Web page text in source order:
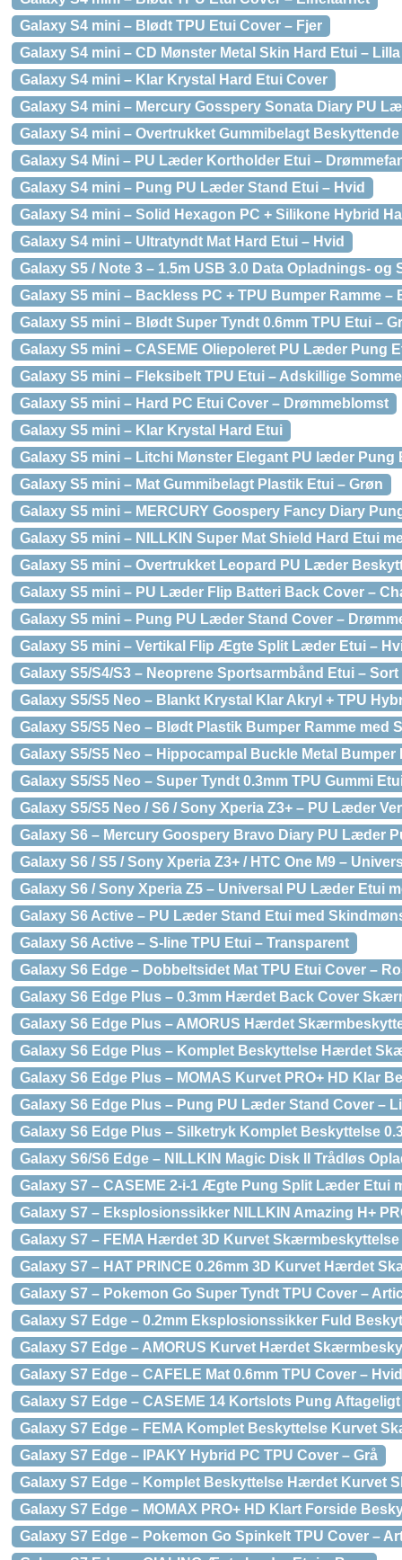
Galaxy S4 mini – Blødt TPU Etui Cover – Fjer
Galaxy S4 mini – CD Mønster Metal Skin Hard Etui – Lilla
Galaxy S4 mini – Klar Krystal Hard Etui Cover
Galaxy S4 mini – Mercury Gosspery Sonata Diary PU
Galaxy S4 mini – Overtrukket Gummibelagt
Galaxy S4 Mini – PU Læder Kortholder Etui –
Galaxy S4 mini – Pung PU Læder Stand Etui – Hvid
Galaxy S4 mini – Solid Hexagon PC + Silikone Hybrid
Galaxy S4 mini – Ultratyndt Mat Hard Etui – Hvid
Galaxy S5 / Note 3 – 1.5m USB 3.0 Data Opladnings-
Galaxy S5 mini – Backless PC + TPU Bumper Ramme –
Galaxy S5 mini – Blødt Super Tyndt 0.6mm TPU Etui –
Galaxy S5 mini – CASEME Oliepoleret PU Læder Pung
Galaxy S5 mini – Fleksibelt TPU Etui – Adskillige
Galaxy S5 mini – Hard PC Etui Cover – Drømmeblomst
Galaxy S5 mini – Klar Krystal Hard Etui
Galaxy S5 mini – Litchi Mønster Elegant PU læder Pung
Galaxy S5 mini – Mat Gummibelagt Plastik Etui – Grøn
Galaxy S5 mini – MERCURY Goospery Fancy Diary
Galaxy S5 mini – NILLKIN Super Mat Shield Hard Etui
Galaxy S5 mini – Overtrukket Leopard PU Læder
Galaxy S5 mini – PU Læder Flip Batteri Back Cover –
Galaxy S5 mini – Pung PU Læder Stand Cover –
Galaxy S5 mini – Vertikal Flip Ægte Split Læder Etui –
Galaxy S5/S4/S3 – Neoprene Sportsarmbånd Etui – Sort
Galaxy S5/S5 Neo – Blankt Krystal Klar Akryl + TPU
Galaxy S5/S5 Neo – Blødt Plastik Bumper Ramme med
Galaxy S5/S5 Neo – Hippocampal Buckle Metal Bumper
Galaxy S5/S5 Neo – Super Tyndt 0.3mm TPU Gummi
Galaxy S5/S5 Neo / S6 / Sony Xperia Z3+ – PU Læder
Galaxy S6 – Mercury Goospery Bravo Diary PU Læder
Galaxy S6 / S5 / Sony Xperia Z3+ / HTC One M9 –
Galaxy S6 / Sony Xperia Z5 – Universal PU Læder Etui
Galaxy S6 Active – PU Læder Stand Etui med
Galaxy S6 Active – S-line TPU Etui – Transparent
Galaxy S6 Edge – Dobbeltsidet Mat TPU Etui Cover –
Galaxy S6 Edge Plus – 0.3mm Hærdet Back Cover
Galaxy S6 Edge Plus – AMORUS Hærdet
Galaxy S6 Edge Plus – Komplet Beskyttelse Hærdet
Galaxy S6 Edge Plus – MOMAS Kurvet PRO+ HD Klar
Galaxy S6 Edge Plus – Pung PU Læder Stand Cover –
Galaxy S6 Edge Plus – Silketryk Komplet Beskyttelse
Galaxy S6/S6 Edge – NILLKIN Magic Disk II Trådløs
Galaxy S7 – CASEME 2-i-1 Ægte Pung Split Læder Etui
Galaxy S7 – Eksplosionssikker NILLKIN Amazing H+
Galaxy S7 – FEMA Hærdet 3D Kurvet
Galaxy S7 – HAT PRINCE 0.26mm 3D Kurvet Hærdet
Galaxy S7 – Pokemon Go Super Tyndt TPU Cover –
Galaxy S7 Edge – 0.2mm Eksplosionssikker Fuld
Galaxy S7 Edge – AMORUS Kurvet Hærdet
Galaxy S7 Edge – CAFELE Mat 0.6mm TPU Cover – Hvid
Galaxy S7 Edge – CASEME 14 Kortslots Pung
Galaxy S7 Edge – FEMA Komplet Beskyttelse Kurvet
Galaxy S7 Edge – IPAKY Hybrid PC TPU Cover – Grå
Galaxy S7 Edge – Komplet Beskyttelse Hærdet Kurvet
Galaxy S7 Edge – MOMAX PRO+ HD Klart Forside
Galaxy S7 Edge – Pokemon Go Spinkelt TPU Cover –